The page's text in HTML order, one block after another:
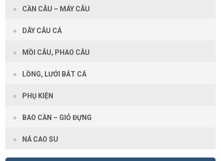
CẦN CÂU – MÁY CÂU
DÂY CÂU CÁ
MỒI CÂU, PHAO CÂU
LỒNG, LƯỚI BẮT CÁ
PHỤ KIỆN
BAO CẦN – GIỎ ĐỰNG
NÁ CAO SU